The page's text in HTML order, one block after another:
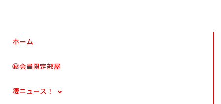
ホーム
㊙会員限定部屋
凄ニュース！